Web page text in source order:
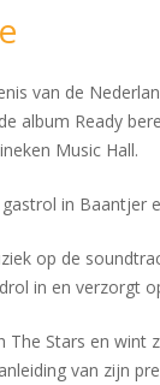
van de
album Ready
Music Hall.
in Baantjer
op de
in en verzorgt
Stars en
van zijn